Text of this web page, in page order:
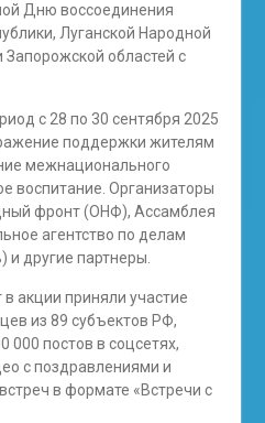
Дню воссоединения
Луганской Народной
Запорожской областей с
с 28 по 30 сентября 2025
поддержки жителям
межнационального
воспитание. Организаторы
фронт (ОНФ), Ассамблея
агентство по делам
другие партнеры.
акции приняли участие
из 89 субъектов РФ,
000 постов в соцсетях,
с поздравлениями и
в формате «Встречи с